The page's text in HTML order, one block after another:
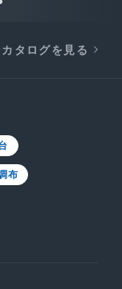
タログを見る
布